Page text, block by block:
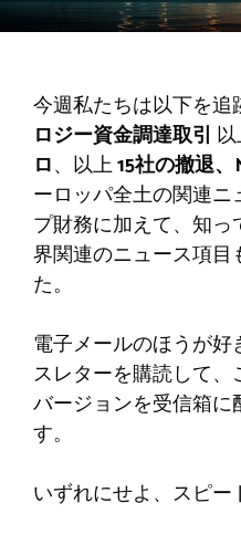
今週私たちは以下を追
ロジー資金調達取引
ロ、以上15社の撤退
ーロッパ全土の関連
プ財務に加えて、知
界関連のニュース項
た。
電子メールのほうが
スレターを購読して
バージョンを受信箱に
す。
いずれにせよ、スピー